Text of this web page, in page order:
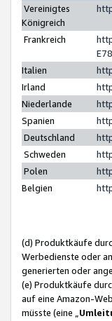
Vereinigtes
Königreich
Frankreich
Italien
Irland
Niederlande
Spanien
Deutschland
Schweden
Polen
Belgien
(d) Produktkäufe
Werbedienste oder
generierten oder
(e) Produktkäufe
auf eine Amazon-
müsste (eine „